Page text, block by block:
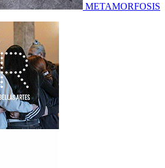
METAMORFOSIS